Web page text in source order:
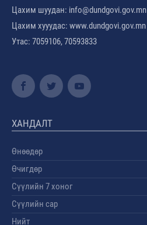
Цахим шуудан: info@dundgovi.gov.mn
Цахим хууудас: www.dundgovi.gov.mn
Утас: 7059106, 70593833
ХАНДАЛТ
Өнөөдөр
Өчигдөр
Сүүлийн 7 хоног
Сүүлийн сар
Нийт